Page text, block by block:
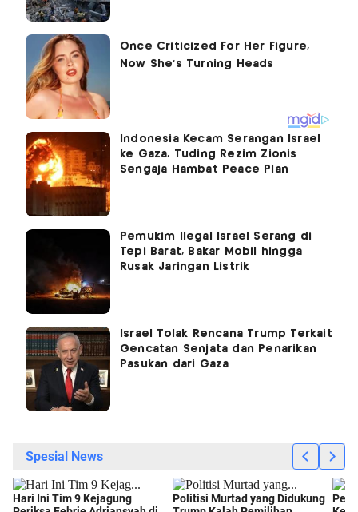
Indonesia Kecam Serangan Israel
ke Gaza, Tuding Rezim Zionis
Sengaja Hambat Peace Plan
Pemukim Ilegal Israel Serang di
Tepi Barat, Bakar Mobil hingga
Rusak Jaringan Listrik
Israel Tolak Rencana Trump Terkait
Gencatan Senjata dan Penarikan
Pasukan dari Gaza